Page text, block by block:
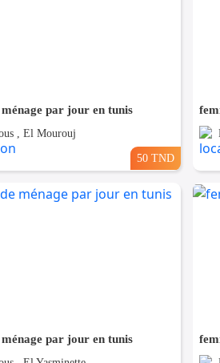
par jour en tunis
, El Mourouj
50 TND
par jour en tunis